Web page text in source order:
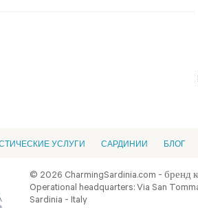
УСЛУГИ CАРДИНИИ БЛОГ
© 2026 CharmingSardinia.com - бренд
Operational headquarters: Via San
Sardinia - Italy